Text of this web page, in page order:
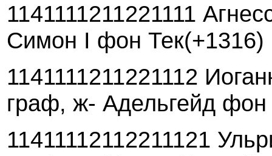
1141111211221111
Симон I фон Тек(+1316)
1141111211221112
граф, ж- Адельгейд фон
11411112112211121